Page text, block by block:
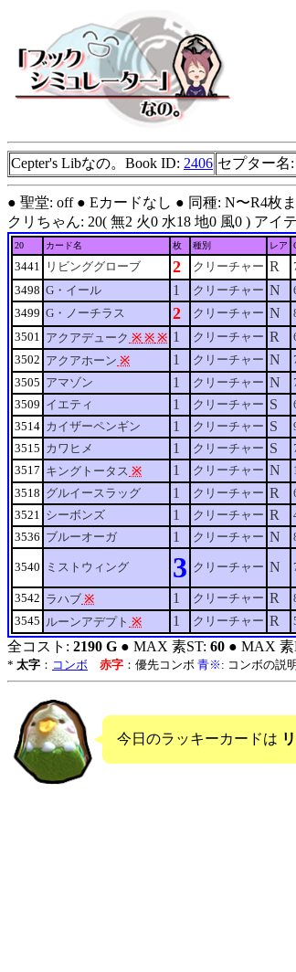
Cepter's Libなの。Book ID: 2406 セプター名:
● 聖堂: off ● Eカードなし ● 同種: N〜R4枚
クリちゃん: 20( 無2 火0 水18 地0 風0 ) アイ
20 カード名 枚 種別 レア
3441 リビンググローブ 2 クリーチャー R
3498 G・イール 1 クリーチャー N
3499 G・ノーチラス 2 クリーチャー N
3501 アクアデューク ※ ※ ※ 1 クリーチャー R
3502 アクアホーン ※ 1 クリーチャー N
3505 アマゾン 1 クリーチャー N
3509 イエティ 1 クリーチャー S
3514 カイザーペンギン 1 クリーチャー S
3515 カワヒメ 1 クリーチャー S
3517 キングトータス ※ 1 クリーチャー N
3518 グルイースラッグ 1 クリーチャー R
3521 シーボンズ 1 クリーチャー R
3536 ブルーオーガ 1 クリーチャー N
3540 ミストウィング 3 クリーチャー N
3542 ラハブ ※ 1 クリーチャー R
3545 ルーンアデプト ※ 1 クリーチャー R
全コスト: 2190 G ● MAX 素ST: 60 ● MAX 素
* 太字 ： コンボ 赤字 ：優先コンボ 青※ : コンボの説明
今日のラッキーカードは